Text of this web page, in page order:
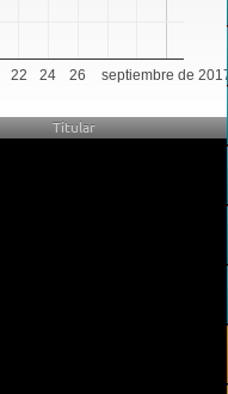
septiembre de 2017
22 24 26
Titular